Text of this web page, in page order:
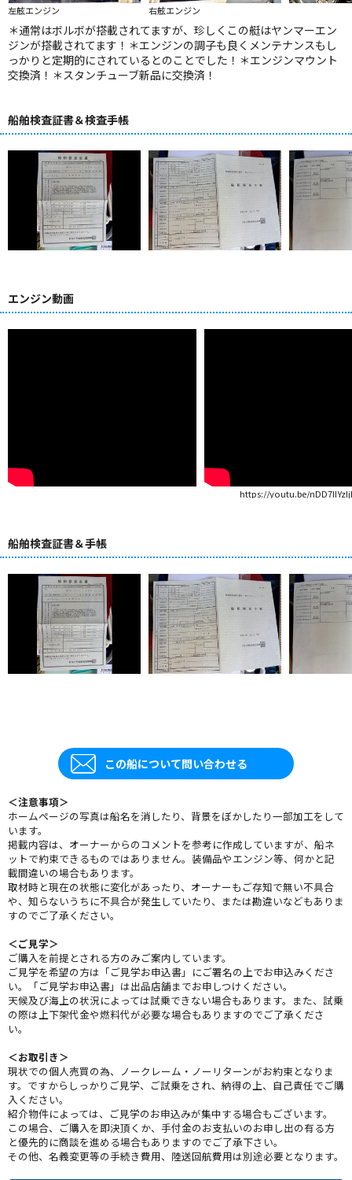
左舷エンジン 右舷エンジン
＊通常はボルボが搭載されてますが、珍しくこの艇はヤンマーエン
ジンが搭載されてます！＊エンジンの調子も良くメンテナンスもし
っかりと定期的にされているとのことでした！＊エンジンマウント
交換済！＊スタンチューブ新品に交換済！
船舶検査証書＆検査手帳
エンジン動画
https://youtu.be/
船舶検査証書＆手帳
この船について問い合わせる
＜注意事項＞
ホームページの写真は船名を消したり、背景をぼかしたり一部加工をして
います。
掲載内容は、オーナーからのコメントを参考に作成していますが、船ネ
ットで約束できるものではありません。装備品やエンジン等、何かと記
載間違いの場合もあります。
取材時と現在の状態に変化があったり、オーナーもご存知で無い不具合
や、知らないうちに不具合が発生していたり、または勘違いなどもありま
すのでご了承ください。
＜ご見学＞
ご購入を前提とされる方のみご案内しています。
ご見学を希望の方は「ご見学お申込書」にご署名の上でお申込みくださ
い。「ご見学お申込書」は出品店舗までお申しつけください。
天候及び海上の状況によっては試乗できない場合もあります。また、試乗
の際は上下架代金や燃料代が必要な場合もありますのでご了承くださ
い。
＜お取引き＞
現状での個人売買の為、ノークレーム・ノーリターンがお約束となりま
す。ですからしっかりご見学、ご試乗をされ、納得の上、自己責任でご購
入ください。
紹介物件によっては、ご見学のお申込みが集中する場合もございます。
この場合、ご購入を即決頂くか、手付金のお支払いのお申し出の有る方
と優先的に商談を進める場合もありますのでご了承下さい。
その他、名義変更等の手続き費用、陸送回航費用は別途必要となります。